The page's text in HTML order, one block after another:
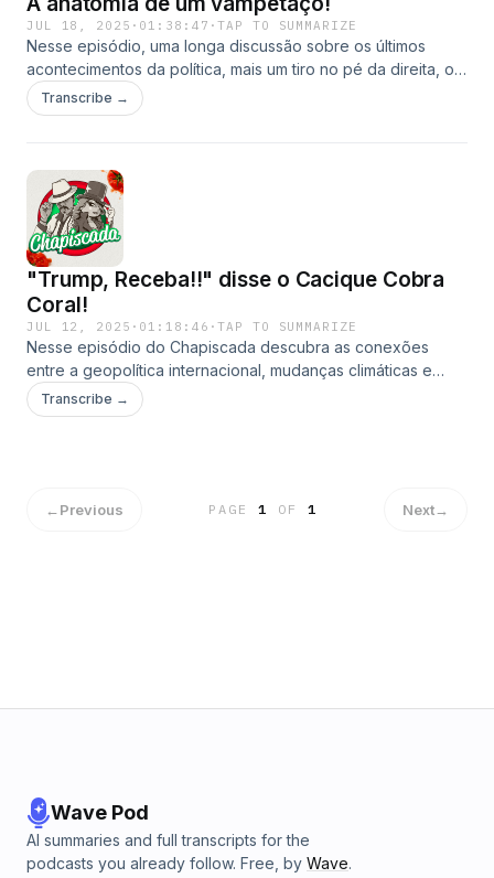
JUL 18, 2025 · 01:38:47 ·TAP TO SUMMARIZE
Nesse episódio, uma longa discussão sobre os últimos
acontecimentos da política, mais um tiro no pé da direita, o
Trump se enrolando nas próprias pernas e um mini-doc
sobre o vampetaço, o maior instrumento de soft (as vezes
Transcribe →
"Trump, Receba!!" disse o Cacique Cobra
Coral!
JUL 12, 2025 · 01:18:46 ·TAP TO SUMMARIZE
Nesse episódio do Chapiscada descubra as conexões
entre a geopolítica internacional, mudanças climáticas e
entidades religiosas!
Transcribe →
←Previous PAGE1 OF 1 Next→
Wave Pod
AI summaries and full transcripts for the
podcasts you already follow. Free, by Wave.